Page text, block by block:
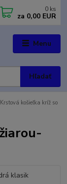
Menu
Hľadať
0 ks
za 0,00 EUR
Krstová košieľka kríž so